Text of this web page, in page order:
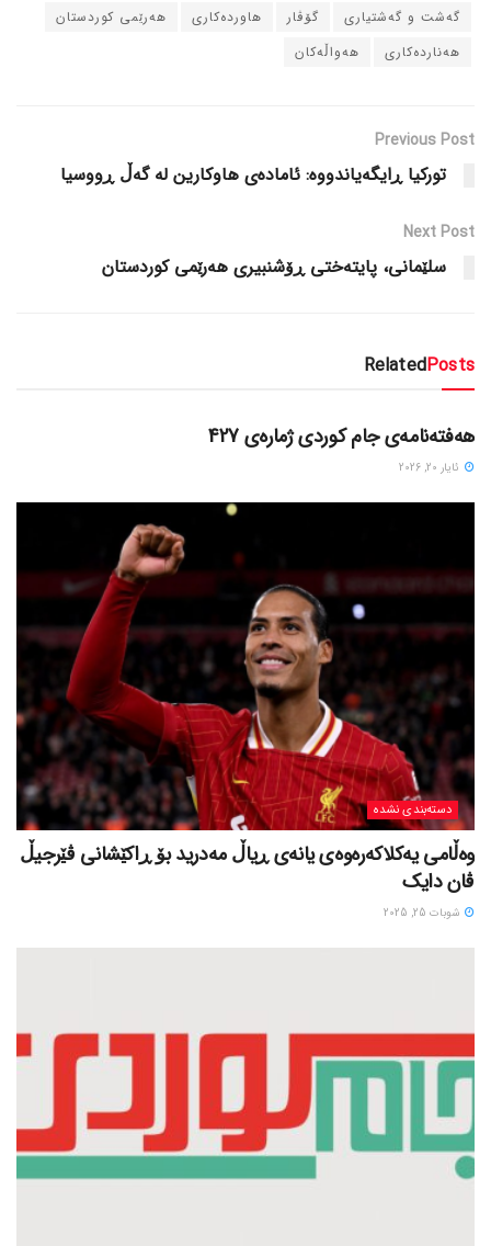
گه‌شت و گه‌شتیاری
گۆڤار هاورده‌کاری
هه‌رێمی کوردستان
هه‌نارده‌کاری
هه‌واڵه‌کان
Previous Post
تورکیا ڕایگه‌یاندووه‌: ئاماده‌ی هاوکارین له‌ گه‌ڵ ڕووسیا
Next Post
سلێمانی، پایته‌ختی ڕۆشنبیری هه‌رێمی کوردستان
RelatedPosts
دسته‌بندی نشده
هەفتەنامەی جام کوردی ژمارەی 427
ئایار 20, 2026
دسته‌بندی نشده
وەڵامی یەکلاکەرەوەی یانەی ڕیاڵ مەدرید بۆ ڕاکێشانی ڤێرجیڵ
ڤان دایک
شوبات 25, 2025